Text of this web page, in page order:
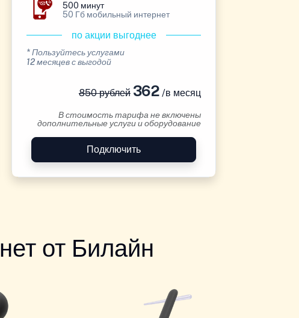
500 минут
50 Гб мобильный интернет
по акции выгоднее
* Пользуйтесь услугами
12 месяцев с выгодой
850 рублей362 /в месяц
В стоимость тарифа не включены
дополнительные услуги и оборудование
Подключить
от Билайн